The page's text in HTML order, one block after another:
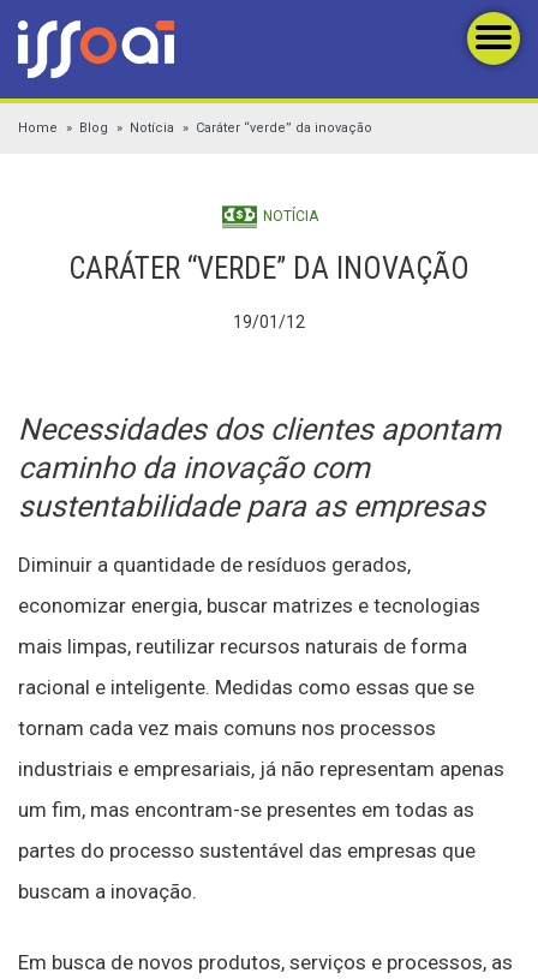
Home Blog Notícia Caráter “verde” da inovação
NOTÍCIA
CARÁTER “VERDE” DA INOVAÇÃO
19/01/12
Necessidades dos clientes apontam
caminho da inovação com
sustentabilidade para as empresas
Diminuir a quantidade de resíduos gerados,
economizar energia, buscar matrizes e tecnologias
mais limpas, reutilizar recursos naturais de forma
racional e inteligente. Medidas como essas que se
tornam cada vez mais comuns nos processos
industriais e empresariais, já não representam apenas
um fim, mas encontram-se presentes em todas as
partes do processo sustentável das empresas que
buscam a inovação.
Em busca de novos produtos, serviços e processos, as